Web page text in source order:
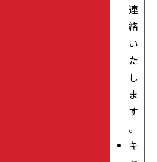
連
絡
い
た
し
ま
す
。
キ